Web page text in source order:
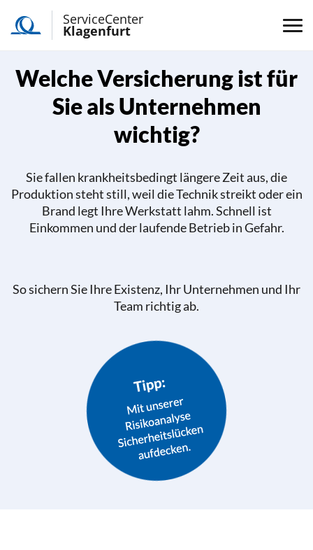
ServiceCenter
Klagenfurt
Welche Versicherung ist für
Sie als Unternehmen
wichtig?
Sie fallen krankheitsbedingt längere Zeit aus, die
Produktion steht still, weil die Technik streikt oder ein
Brand legt Ihre Werkstatt lahm. Schnell ist
Einkommen und der laufende Betrieb in Gefahr.
So sichern Sie Ihre Existenz, Ihr Unternehmen und Ihr
Team richtig ab.